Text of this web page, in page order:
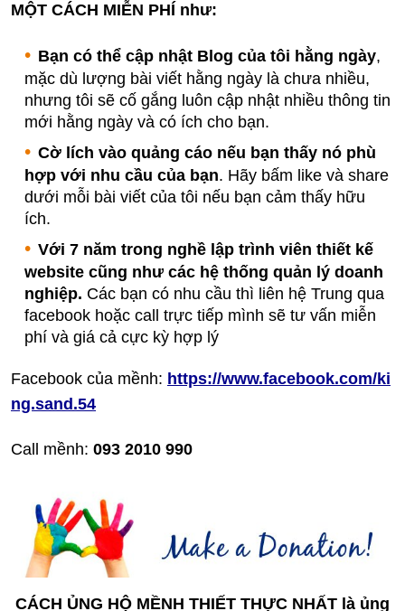
MỘT CÁCH MIỄN PHÍ như:
Bạn có thể cập nhật Blog của tôi hằng ngày,
mặc dù lượng bài viết hằng ngày là chưa nhiều,
nhưng tôi sẽ cố gắng luôn cập nhật nhiều thông tin
mới hằng ngày và có ích cho bạn.
Cờ lích vào quảng cáo nếu bạn thấy nó phù
hợp với nhu cầu của bạn. Hãy bấm like và share
dưới mỗi bài viết của tôi nếu bạn cảm thấy hữu
ích.
Với 7 năm trong nghề lập trình viên thiết kế
website cũng như các hệ thống quản lý doanh
nghiệp. Các bạn có nhu cầu thì liên hệ Trung qua
facebook hoặc call trực tiếp mình sẽ tư vấn miễn
phí và giá cả cực kỳ hợp lý
Facebook của mềnh: https://www.facebook.com/ki
ng.sand.54
Call mềnh: 093 2010 990
CÁCH ỦNG HỘ MỀNH THIẾT THỰC NHẤT là ủng